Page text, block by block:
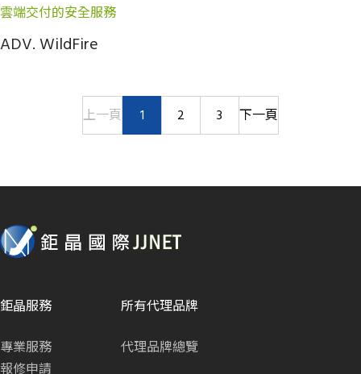
雲端交付的安全服務
ADV. WildFire
上一頁 1 2 3 下一頁
鉅晶服務
專業服務
報修申請
所有代理品牌
代理品牌總覽